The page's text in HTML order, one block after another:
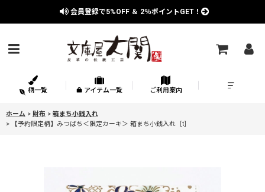
会員登録で5%OFF ＆ 2％ポイントGET！
柄一覧 アイテム一覧 ご利用案内
ホーム > 財布 > 箱まち小銭入れ
>
【予約限定柄】みつばち＜限定カーキ＞ 箱まち小銭入れ［t］